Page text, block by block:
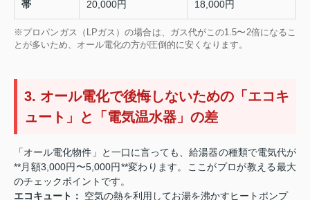
帯 20,000円 18,000円
※プロパンガス（LPガス）の場合は、ガス代がこの1.5〜2倍になるこ
とが多いため、オール電化の方が圧倒的に安くなります。
3. オール電化で後悔しないための「エコキ
ュート」と「電気温水器」の差
「オール電化物件」と一口に言っても、給湯器の種類で電気代が
**月額3,000円〜5,000円**変わります。ここがプロが教える最大
のチェックポイントです。
エコキュート：
空気の熱を利用してお湯を沸かすヒートポンプ